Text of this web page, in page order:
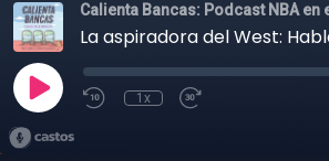
Calienta Bancas: Podcast NBA en
1x